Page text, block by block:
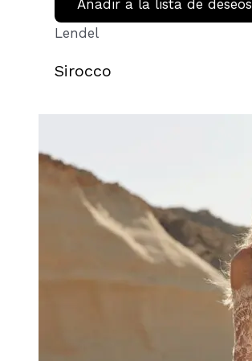
Añadir a la lista de deseos
Lendel
Sirocco